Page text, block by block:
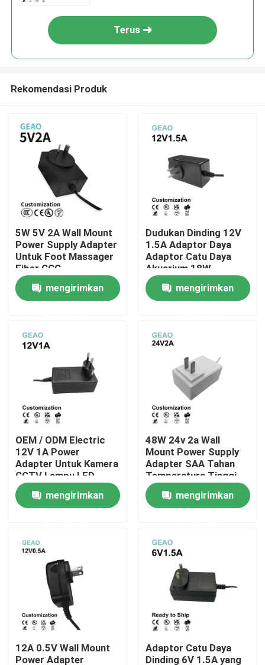
Tentang kami
Tur Pabrik
Kontrol kualitas
Hubungi kami
Permintaan Penawaran
Adaptor Daya Dudukan Dinding
Adaptor Daya Desktop
Terus
Rekomendasi Produk
5W 5V 2A Wall Mount
Power Supply Adapter
Untuk Foot Massager
Fiber CCC
mengirimkan
Dudukan Dinding 12V
1.5A Adaptor Daya
Adaptor Catu Daya
Akuarium 18W
mengirimkan
OEM / ODM Electric
12V 1A Power
Adapter Untuk Kamera
CCTV Lampu LED
mengirimkan
48W 24v 2a Wall
Mount Power Supply
Adapter SAA Tahan
Temperatura Tinggi
mengirimkan
12A 0.5V Wall Mount
Power Adapter
Adaptor Catu Daya
Dinding 6V 1.5A yang